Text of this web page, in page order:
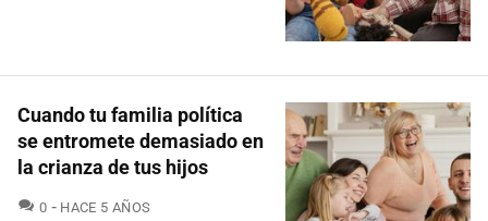
Cuando tu familia política
se entromete demasiado en
la crianza de tus hijos
0 COMENTARIOS
HACE 5 AÑOS